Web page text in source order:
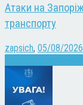
Атаки на
транспорту
zapsich, 05/08/2026